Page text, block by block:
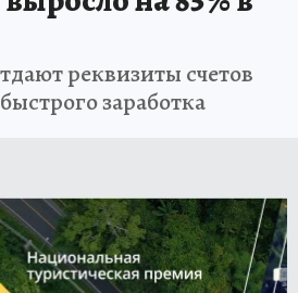
реквизиты счетов
заработка